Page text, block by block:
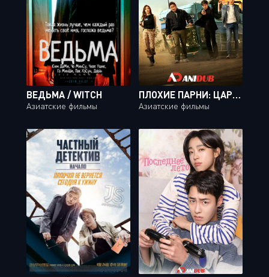
ВЕДЬМА / WITCH
Азиатские фильмы
ПЛОХИЕ ПАРНИ: ЦАРСТВО ХАОСА / THE BAD GUYS REIGN OF CHAOS
Азиатские фильмы